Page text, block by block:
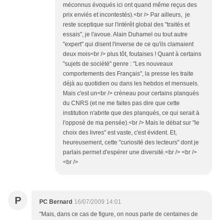
méconnus évoqués ici ont quand même reçus des
prix enviés et incontestés).<br /> Par ailleurs, je
reste sceptique sur l'intérêt global des "traités et
essais", je l'avoue. Alain Duhamel ou tout autre
"expert" qui disent l'inverse de ce qu'ils clamaient
deux mois<br /> plus tôt, foutaises ! Quant à certains
"sujets de société" genre : "Les nouveaux
comportements des Français", la presse les traite
déjà au quotidien ou dans les hebdos et mensuels.
Mais c'est un<br /> créneau pour certains planqués
du CNRS (et ne me faites pas dire que cette
institution n'abrite que des planqués, ce qui serait à
l'opposé de ma pensée).<br /> Mais le débat sur "le
choix des livres" est vaste, c'est évident. Et,
heureusement, cette "curiosité des lecteurs" dont je
parlais permet d'espérer une diversité.<br /> <br />
<br />
P PC Bernard 16/07/2009 14:01
"Mais, dans ce cas de figure, on nous parle de centaines de